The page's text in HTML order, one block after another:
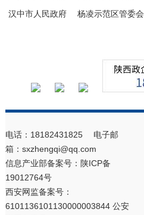
汉中市人民政府 杨凌示范区管委会
电话：18182431825 电子邮
箱：sxzhengqi@qq.com
信息产业部备案号： 陕ICP备
19012764号
西安网监备案号：
6101136101130000003844 公安